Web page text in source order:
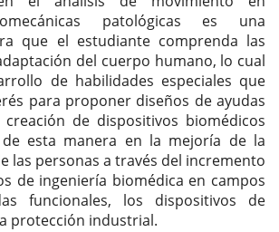
patológicas es una
que el estudiante comprenda las
del cuerpo humano, lo cual
de habilidades especiales que
para proponer diseños de ayudas
de dispositivos biomédicos
esta manera en la mejoría de la
las personas a través del incremento
de ingeniería biomédica en campos
funcionales, los dispositivos de
protección industrial.